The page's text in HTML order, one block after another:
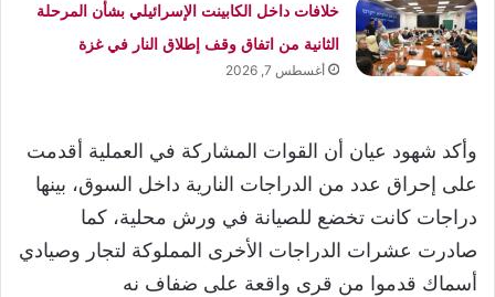
خلافات داخل الكابينت الإسرائيلي بشأن المرحلة
الثانية من اتفاق وقف إطلاق النار في غزة
أغسطس 7, 2026
وأكد شهود عيان أن القوات المشاركة في العملية أقدمت
على إحراق عدد من الدراجات النارية داخل السوق، بينها
دراجات كانت تخضع للصيانة في ورش محلية، كما
صادرت عشرات الدراجات الأخرى المملوكة لتجار وصيادي
أسماك قدموا من قرى واقعة على ضفاف نه